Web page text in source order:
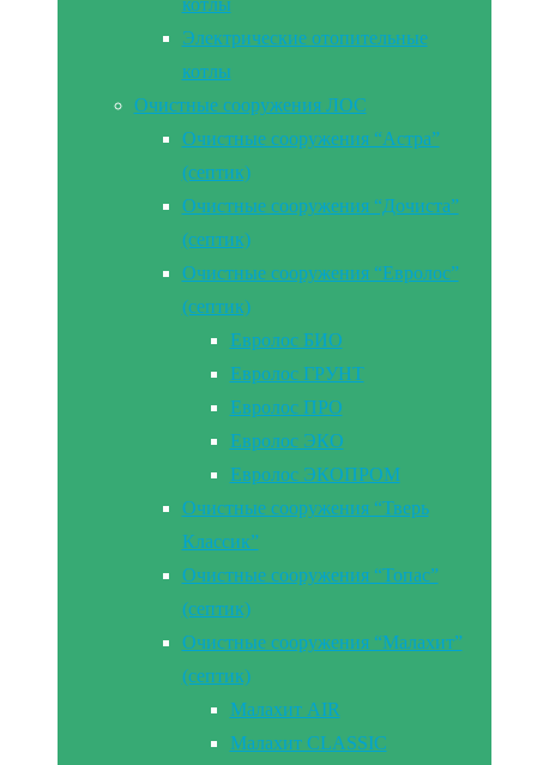
котлы
Электрические отопительные
котлы
Очистные сооружения ЛОС
Очистные сооружения “Астра”
(септик)
Очистные сооружения “Дочиста”
(септик)
Очистные сооружения “Евролос”
(септик)
Евролос БИО
Евролос ГРУНТ
Евролос ПРО
Евролос ЭКО
Евролос ЭКОПРОМ
Очистные сооружения “Тверь
Классик”
Очистные сооружения “Топас”
(септик)
Очистные сооружения “Малахит”
(септик)
Малахит AIR
Малахит CLASSIC